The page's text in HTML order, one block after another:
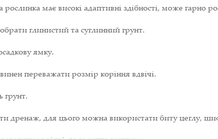
має високі адаптивні здібності, може гарно
глинистий та суглинний грунт.
ямку.
переважати розмір коріння вдвічі.
грунт.
дренаж, для цього можна використати биту цеглу,